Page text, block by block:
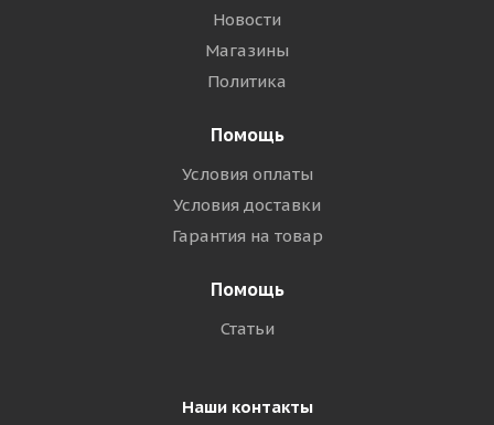
Новости
Магазины
Политика
Помощь
Условия оплаты
Условия доставки
Гарантия на товар
Помощь
Статьи
Наши контакты